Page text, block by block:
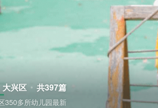
大兴区 共397篇
350多所幼儿园最新